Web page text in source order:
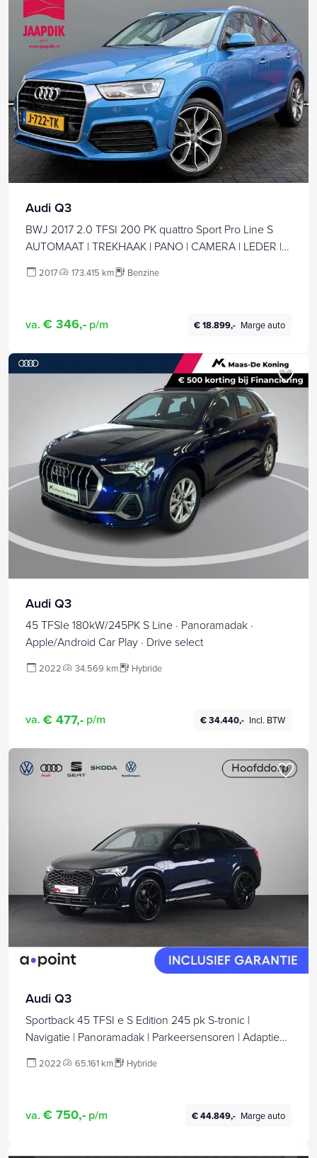
Audi Q3
BWJ 2017 2.0 TFSI 200 PK quattro Sport Pro Line S
AUTOMAAT | TREKHAAK | PANO | CAMERA | LEDER |
STOELEN | ELEKTR. ACHTERKLEP | LMV | PDC
2017 173.415 km Benzine
va. € 346,- p/m € 18.899,- Marge auto
Audi Q3
45 TFSIe 180kW/245PK S Line · Panoramadak ·
Apple/Android Car Play · Drive select
2022 34.569 km Hybride
va. € 477,- p/m € 34.440,- Incl. BTW
Audi Q3
Sportback 45 TFSI e S Edition 245 pk S-tronic |
Navigatie | Panoramadak | Parkeersensoren | Adaptieve
2022 65.161 km Hybride
va. € 750,- p/m € 44.849,- Marge auto